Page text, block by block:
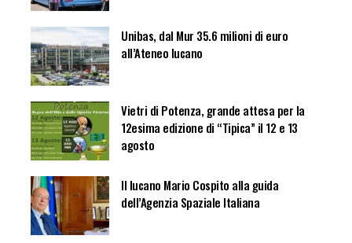
Unibas, dal Mur 35.6 milioni di euro
all’Ateneo lucano
Vietri di Potenza, grande attesa per la
12esima edizione di “Tipica” il 12 e 13
agosto
Il lucano Mario Cospito alla guida
dell’Agenzia Spaziale Italiana